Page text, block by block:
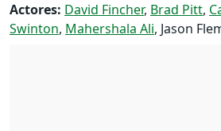
Actores: David Fincher, Brad Pitt,
Swinton, Mahershala Ali, Jason